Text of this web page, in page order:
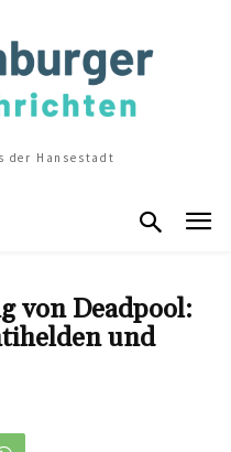
der Hansestadt
von Deadpool:
und